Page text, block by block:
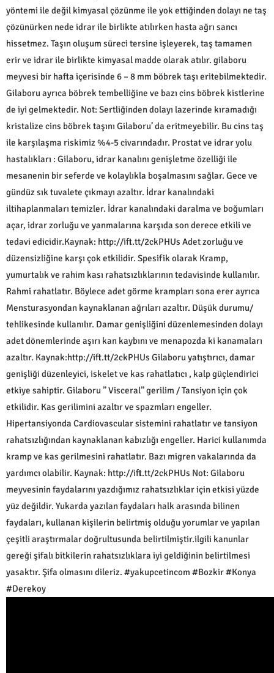
yöntemi ile değil kimyasal çözünme ile yok ettiğinden dolayı ne taş
çözünürken nede idrar ile birlikte atılırken hasta ağrı sancı
hissetmez. Taşın oluşum süreci tersine işleyerek, taş tamamen
erir ve idrar ile birlikte kimyasal madde olarak atılır. gilaboru
meyvesi bir hafta içerisinde 6 – 8 mm böbrek taşı eritebilmektedir.
Gilaboru ayrıca böbrek tembelliğine ve bazı cins böbrek kistlerine
de iyi gelmektedir. Not: Sertliğinden dolayı lazerinde kıramadığı
kristalize cins böbrek taşını Gilaboru’ da eritmeyebilir. Bu cins taş
ile karşılaşma riskimiz %4-5 civarındadır. Prostat ve idrar yolu
hastalıkları : Gilaboru, idrar kanalını genişletme özelliği ile
mesanenin bir seferde ve kolaylıkla boşalmasını sağlar. Gece ve
gündüz sık tuvalete çıkmayı azaltır. İdrar kanalındaki
iltihaplanmaları temizler. İdrar kanalındaki daralma ve boğumları
açar, idrar zorluğu ve yanmalarına karşıda son derece etkili ve
tedavi edicidir.Kaynak: http://ift.tt/2ckPHUs Adet zorluğu ve
düzensizliğine karşı çok etkilidir. Spesifik olarak Kramp,
yumurtalık ve rahim kası rahatsızlıklarının tedavisinde kullanılır.
Rahmi rahatlatır. Böylece adet görme krampları sona erer ayrıca
Mensturasyondan kaynaklanan ağrıları azaltır. Düşük durumu/
tehlikesinde kullanılır. Damar genişliğini düzenlemesinden dolayı
adet dönemlerinde aşırı kan kaybını ve menapozda ki kanamaları
azaltır. Kaynak:http://ift.tt/2ckPHUs Gilaboru yatıştırıcı, damar
genişliği düzenleyici, iskelet ve kas rahatlatıcı , kalp güçlendirici
etkiye sahiptir. Gilaboru ” Visceral” gerilim / Tansiyon için çok
etkilidir. Kas gerilimini azaltır ve spazmları engeller.
Hipertansiyonda Cardiovascular sistemini rahatlatır ve tansiyon
rahatsızlığından kaynaklanan kabızlığı engeller. Harici kullanımda
kramp ve kas gerilmesini rahatlatır. Bazı migren vakalarında da
yardımcı olabilir. Kaynak: http://ift.tt/2ckPHUs Not: Gilaboru
meyvesinin faydalarını yazdığımız rahatsızlıklar için etkisi yüzde
yüz değildir. Yukarda yazılan faydaları halk arasında bilinen
faydaları, kullanan kişilerin belirtmiş olduğu yorumlar ve yapılan
çeşitli araştırmalar doğrultusunda belirtilmiştir.ilgili kanunlar
gereği şifalı bitkilerin rahatsızlıklara iyi geldiğinin belirtilmesi
yasaktır. Şifa olmasını dileriz. #yakupcetincom #Bozkir #Konya
#Derekoy